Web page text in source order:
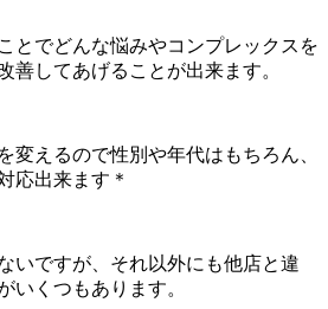
とでどんな悩みやコンプレックスを
善してあげることが出来ます。
変えるので性別や年代はもちろん、
応出来ます＊
いですが、それ以外にも他店と違
いくつもあります。